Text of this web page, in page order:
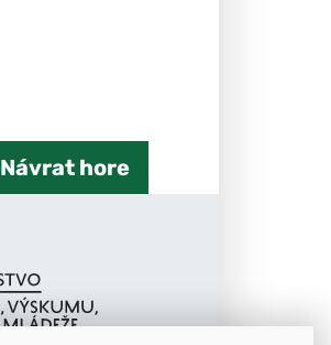
Návrat hore